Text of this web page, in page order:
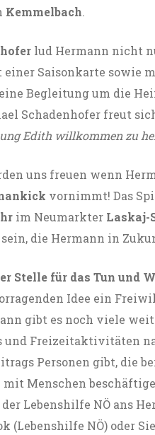
Kemmelbach.
lud Hermann nicht
Saisonkarte sowie
Begleitung um die
Schadenhofer freut
Edith willkommen zu
uns freuen wenn
vornimmt! Das
im Neumarkter Laskaj-
die Hermann in
Stelle für das Tun und
Idee ein
gibt es noch viele
und Freizeitaktivitäten
Personen gibt, die
Menschen
der Lebenshilfe NÖ ans
(Lebenshilfe NÖ) oder